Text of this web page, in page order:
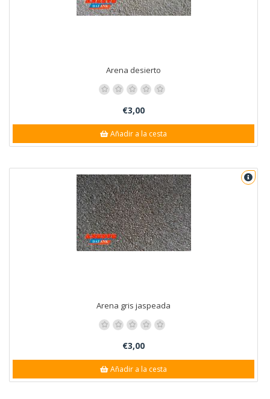
Arena desierto
€3,00
Añadir a la cesta
Arena gris jaspeada
€3,00
Añadir a la cesta